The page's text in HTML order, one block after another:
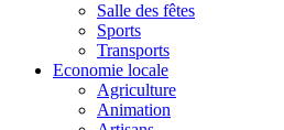
Salle des fêtes
Sports
Transports
Economie locale
Agriculture
Animation